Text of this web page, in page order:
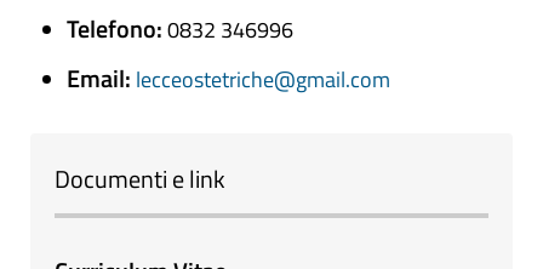
Telefono:0832 346996
Email: lecceostetriche@gmail.com
Documenti e link